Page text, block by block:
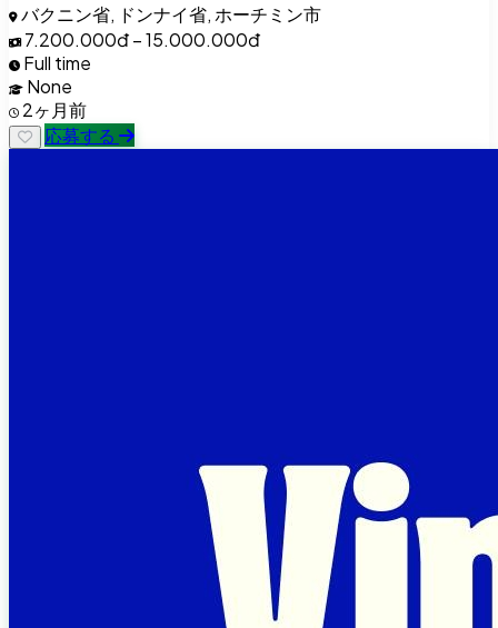
バクニン省, ドンナイ省, ホーチミン市
7.200.000đ – 15.000.000đ
Full time
None
2ヶ月前
応募する